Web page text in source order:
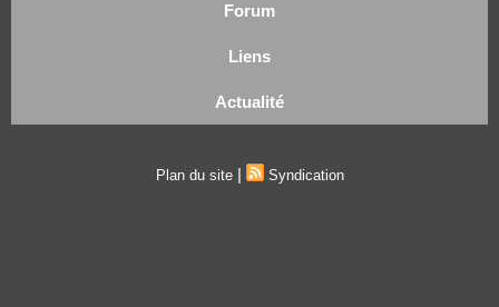
Forum
Liens
Actualité
Plan du site | Syndication